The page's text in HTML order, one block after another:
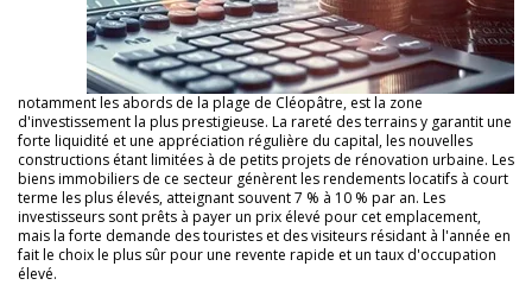
notamment les abords de la plage de Cléopâtre, est la zone
d'investissement la plus prestigieuse. La rareté des terrains y garantit une
forte liquidité et une appréciation régulière du capital, les nouvelles
constructions étant limitées à de petits projets de rénovation urbaine. Les
biens immobiliers de ce secteur génèrent les rendements locatifs à court
terme les plus élevés, atteignant souvent 7 % à 10 % par an. Les
investisseurs sont prêts à payer un prix élevé pour cet emplacement,
mais la forte demande des touristes et des visiteurs résidant à l'année en
fait le choix le plus sûr pour une revente rapide et un taux d'occupation
élevé.